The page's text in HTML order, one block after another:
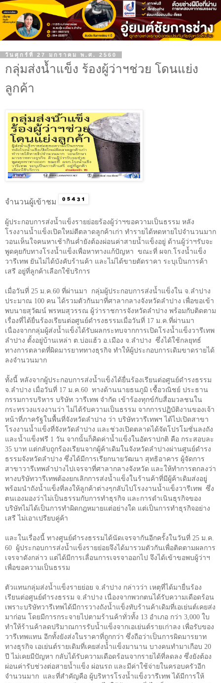
วันศุกร์ที่ 27 มกราคม พ.ศ. 2560
กลุ่มส่งน้ำแข็ง ร้องผู้ว่าฯช่วย โดนแย่ง
ลูกค้า
จำนวนผู้เข้าชม
ผู้ประกอบการส่งน้ำแข็งรายย่อยร้องผู้ว่าฯขอความเป็นธรรม หลัง
โรงงานน้ำแข็งเปิดใหม่ตีตลาดลูกค้าเก่า ทำรายได้หดหายไปจำนวนมาก
วอนเห็นใจคนหาเช้ากินค่ำยังต้องผ่อนค่าสายน้ำแข็งอยู่ ด้านผู้ว่าฯรับจะ
พูดคุยกับทางโรงน้ำแข็งเพื่อหาทางแก้ปัญหา ขณะที่ ผจก.โรงน้ำแข็ง
วารีเทพ ยันไม่ได้บังคับร้านค้า และไม่ได้ขายตัดราคา ระบุเป็นการค้า
เสรี อยู่ที่ลูกค้าเลือกใช้บริการ
เมื่อวันที่ 25 ม.ค. 60 ที่ผ่านมา กลุ่มผู้ประกอบการส่งน้ำแข็งใน จ.ลำปาง
ประมาณ 100 คน ได้รวมตัวกันมาที่ศาลากลางจังหวัดลำปาง เพื่อขอเข้า
พบนายสุวัฒน์ พรหมสุวรรณ ผู้ว่าราชการจังหวัดลำปาง พร้อมกับติดตาม
เรื่องที่ได้ยื่นร้องเรียนต่อศูนย์ดำรงธรรมเมื่อวันที่ 17 ม.ค.ที่ผ่านมา
เนื่องจากกลุ่มผู้ส่งน้ำแข็งได้รับผลกระทบจากการเปิดโรงน้ำแข็งวารีเทพ
ลำปาง ตั้งอยู่บ้านเหล่า ต.บ่อแฮ้ว อ.เมือง จ.ลำปาง ซึ่งได้ใช้กลยุทธ์
ทางการตลาดที่ผิดมารยาททางธุรกิจ ทำให้ผู้ประกอบการเดิมขาดรายได้
ลงจำนวนมาก
ทั้งนี้ หลังจากผู้ประกอบการส่งน้ำแข็งได้ยื่นร้องเรียนต่อศูนย์ดำรงธรรม
จ.ลำปาง เมื่อวันที่ 17 ม.ค. 60 ทางด้านนายธนภูมิ เชื้อวณิชย์ ประธาน
กรรมการบริหาร บริษัท วารีเทพ จำกัด เข้าร้องทุกข์กับสื่อมวลชนใน
กระทรวงแรงงานว่า ไม่ได้รับความเป็นธรรม จากการปฏิบัติงานของเจ้า
หน้าที่ภาครัฐในพื้นที่จังหวัดลำปาง ว่า บริษัทวารีเทพฯ ได้ไปเปิดสาขา
โรงงานน้ำแข็งที่จังหวัดลำปาง และช่วงเปิดตลาดได้จัดโปรโมชั่นลงถัง
และน้ำแข็งฟรี 1 วัน จากนั้นก็คิดค่าน้ำแข็งในอัตราปกติ คือ กระสอบละ
35 บาท แต่กลับถูกร้องเรียนจากผู้ค้าเดิมในจังหวัดลำปางผ่านศูนย์ดำรง
ธรรมจังหวัดลำปาง ซึ่งได้มีการเรียกนายวัฒนา สุทธิอาคาร ผู้จัดการ
สาขาวารีเทพลำปางไปเจรจาที่ศาลากลางจังหวัด และให้ทำการตกลงว่า
ทางบริษัทวารีเทพต้องยกเลิกการส่งน้ำแข็งในร้านค้าที่มีผู้ค้าเดิมส่งอยู่
พร้อมนำถังน้ำแข็งที่ลงให้ลูกค้าต่างๆกลับไปโรงงานน้ำแข็งวารีเทพ ซึ่ง
ตนเองมองว่าไม่เป็นธรรมกับการทำธุรกิจ และการดำเนินธุรกิจของ
บริษัทไม่ได้เป็นการทำผิดกฎหมายแต่อย่างใด แต่เป็นการทำธุรกิจอย่าง
เสรี ไม่เอาเปรียบคู่ค้า
และในเรื่องนี้ ทางศูนย์ดำรงธรรมได้นัดเจรจากันอีกครั้งในวันที่ 25 ม.ค.
60 ผู้ประกอบการส่งน้ำแข็งรายย่อยจึงได้มารวมตัวกันเพื่อติดตามผลการ
เจรจาดังกล่าว แต่ได้มีการเลื่อนการเจรจาออกไป จึงได้เข้าขอพบผู้ว่าฯ
เพื่อขอความเป็นธรรม
ตัวแทนกลุ่มส่งน้ำแข็งรายย่อย จ.ลำปาง กล่าวว่า เหตุที่ได้มายื่นร้อง
เรียนต่อศูนย์ดำรงธรรม จ.ลำปาง เนื่องจากพวกตนได้รับความเดือดร้อน
เพราะบริษัทวารีเทพได้มีการวางถังน้ำแข็งทับร้านค้าเดิมที่เอเย่นต์เคยส่ง
มาก่อน โดยมีการกระจายไปตามร้านค้าทั่วทั้ง 13 อำเภอ กว่า 3,000 ใบ
ทำให้ร้านค้าลดปริมาณการรับน้ำแข็งจากเอเย่นต์รายเก่าลง เพื่อรับของ
วารีเทพแทน อีกทั้งยังส่งในราคาที่ถูกกว่า ซึ่งถือว่าเป็นการผิดมารยาท
ทางธุรกิจ เอเย่นต์รายเดิมที่เคยส่งน้ำแข็งมานาน บางคนทำมาเกือบ 20
ปี ไม่เคยมีปัญหา กลับได้รับความเดือดร้อนจากรายได้ที่ลดลง ซึ่งยังต้อง
ผ่อนค่ารับช่วงต่อสายน้ำแข็ง ผ่อนรถ และมีค่าใช้จ่ายในครอบครัวอีก
จำนวนมาก และที่สำคัญคือ ผู้บริหารโรงน้ำแข็งวารีเทพ ได้มีการให้